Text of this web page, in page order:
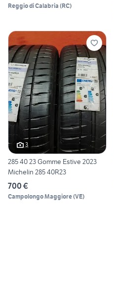
Reggio di Calabria (RC)
3
285 40 23 Gomme Estive 2023
Michelin 285 40R23
700 €
Campolongo Maggiore(VE)